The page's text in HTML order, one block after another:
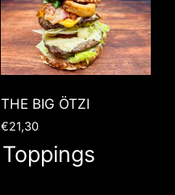
THE BIG ÖTZI
€21,30
Toppings